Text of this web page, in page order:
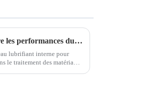
Un nouveau lubrifiant interne pour PVC améliore les performances du matériau
lubrifiant interne pour
le traitement des matériaux